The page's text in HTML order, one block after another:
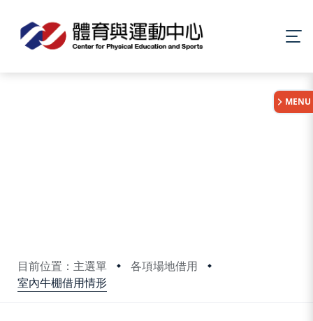
目前位置：主選單
各項場地借用
室內牛棚借用情形
MENU